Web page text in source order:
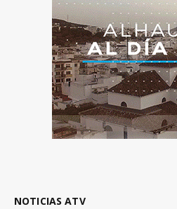
NOTICIAS ATV